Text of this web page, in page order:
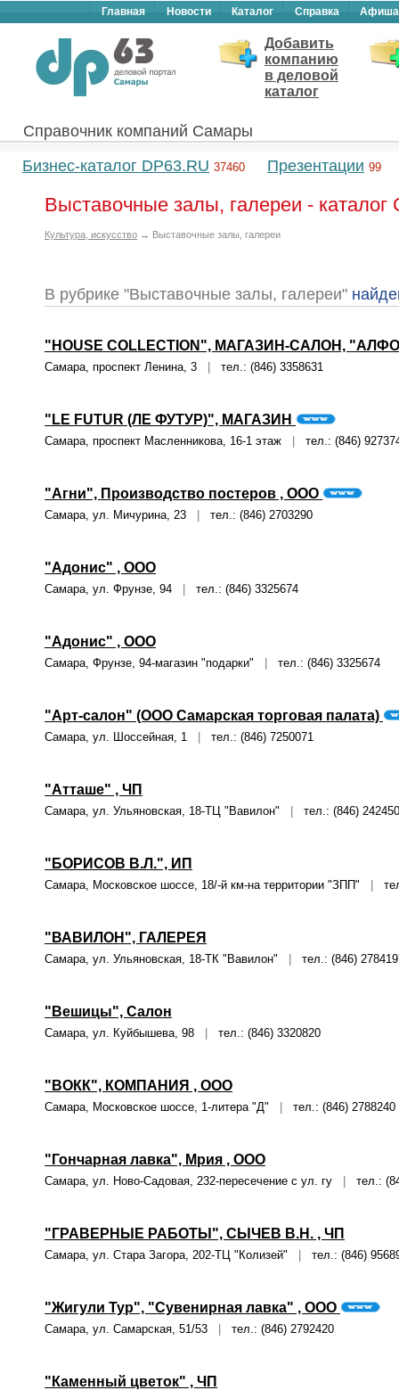
Главная Новости Каталог Справка Афиша
Добавить
компанию
в деловой
каталог
Справочник компаний Самары
Бизнес-каталог DP63.RU 37460 Презентации 99
Выставочные залы, галереи -
Культура, искусство → Выставочные залы, галереи
В рубрике "Выставочные залы, галереи"
"HOUSE COLLECTION", МАГАЗИН-САЛОН,
Самара, проспект Ленина, 3 тел.: (846) 3358631
"LE FUTUR (ЛЕ ФУТУР)", МАГАЗИН
Самара, проспект Масленникова, 16-1 этаж тел.: (846)
"Агни", Производство постеров , ООО
Самара, ул. Мичурина, 23 тел.: (846) 2703290
"Адонис" , ООО
Самара, ул. Фрунзе, 94 тел.: (846) 3325674
"Адонис" , ООО
Самара, Фрунзе, 94-магазин "подарки" тел.: (846) 3325674
"Арт-салон" (ООО Самарская торговая палата)
Самара, ул. Шоссейная, 1 тел.: (846) 7250071
"Атташе" , ЧП
Самара, ул. Ульяновская, 18-ТЦ "Вавилон" тел.: (846)
"БОРИСОВ В.Л.", ИП
Самара, Московское шоссе, 18/-й км-на территории "ЗПП"
"ВАВИЛОН", ГАЛЕРЕЯ
Самара, ул. Ульяновская, 18-ТК "Вавилон" тел.: (846)
"Вешицы", Салон
Самара, ул. Куйбышева, 98 тел.: (846) 3320820
"ВОКК", КОМПАНИЯ , ООО
Самара, Московское шоссе, 1-литера "Д" тел.: (846) 2788240
"Гончарная лавка", Мрия , ООО
Самара, ул. Ново-Садовая, 232-пересечение с ул. гу тел.:
"ГРАВЕРНЫЕ РАБОТЫ", СЫЧЕВ В.Н. , ЧП
Самара, ул. Стара Загора, 202-ТЦ "Колизей" тел.: (846)
"Жигули Тур", "Сувенирная лавка" , ООО
Самара, ул. Самарская, 51/53 тел.: (846) 2792420
"Каменный цветок" , ЧП